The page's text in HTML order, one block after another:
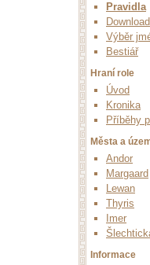
Pravidla
Download
Výběr
Bestiář
Hraní role
Úvod
Kronika
Příběhy
Města a
Andor
Margaard
Lewan
Thyris
Imer
Informace